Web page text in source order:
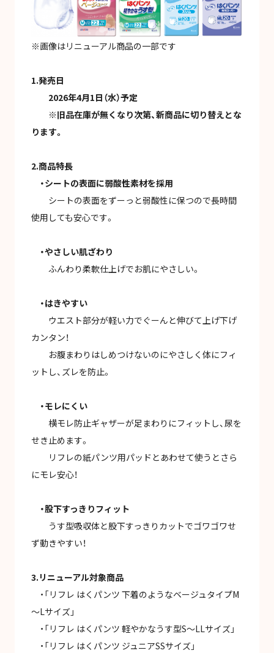
※画像はリニューアル商品の一部です
1.発売日
2026年4月1日（水）予定
※旧品在庫が無くなり次第、新商品に切り替えとな
ります。
2.商品特長
・シートの表面に弱酸性素材を採用
シートの表面をずーっと弱酸性に保つので長時間
使用しても安心です。
・やさしい肌ざわり
ふんわり柔軟仕上げでお肌にやさしい。
・はきやすい
ウエスト部分が軽い力でぐーんと伸びて上げ下げ
カンタン！
お腹まわりはしめつけないのにやさしく体にフィ
ットし、ズレを防止。
・モレにくい
横モレ防止ギャザーが足まわりにフィットし、尿を
せき止めます。
リフレの紙パンツ用パッドとあわせて使うとさら
にモレ安心！
・股下すっきりフィット
うす型吸収体と股下すっきりカットでゴワゴワせ
ず動きやすい！
3.リニューアル対象商品
・「リフレ はくパンツ 下着のようなベージュタイプM
～Lサイズ」
・「リフレ はくパンツ 軽やかなうす型S～LLサイズ」
・「リフレ はくパンツ ジュニアSSサイズ」